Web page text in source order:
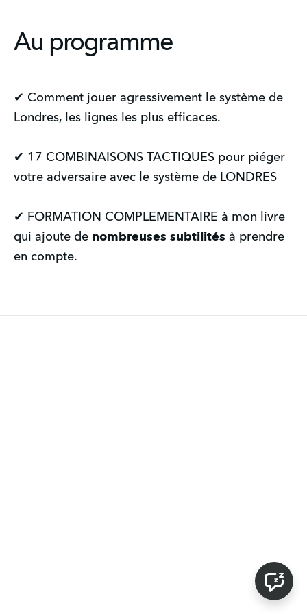
Au programme
✔ Comment jouer agressivement le système de
Londres, les lignes les plus efficaces.
✔ 17 COMBINAISONS TACTIQUES pour piéger
votre adversaire avec le système de LONDRES
✔ FORMATION COMPLEMENTAIRE à mon livre
qui ajoute de nombreuses subtilités à prendre
en compte.